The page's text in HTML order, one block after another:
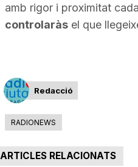
amb rigor i proximitat
controlaràsel que
Redacció
RADIONEWS
ARTICLES RELACIONATS